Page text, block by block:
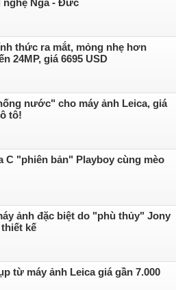
nghệ Nga - Đức
thức ra mắt, mỏng nhẹ hơn
24MP, giá 6695 USD
nước" cho máy ảnh Leica, giá
tô!
C "phiên bản" Playboy cùng mèo
ảnh đặc biệt do "phù thủy" Jony
kế
từ máy ảnh Leica giá gần 7.000